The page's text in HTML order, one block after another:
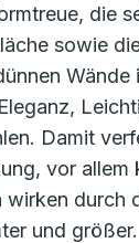
die
sowie
Wände
Damit
vor allem
wirken durch
und